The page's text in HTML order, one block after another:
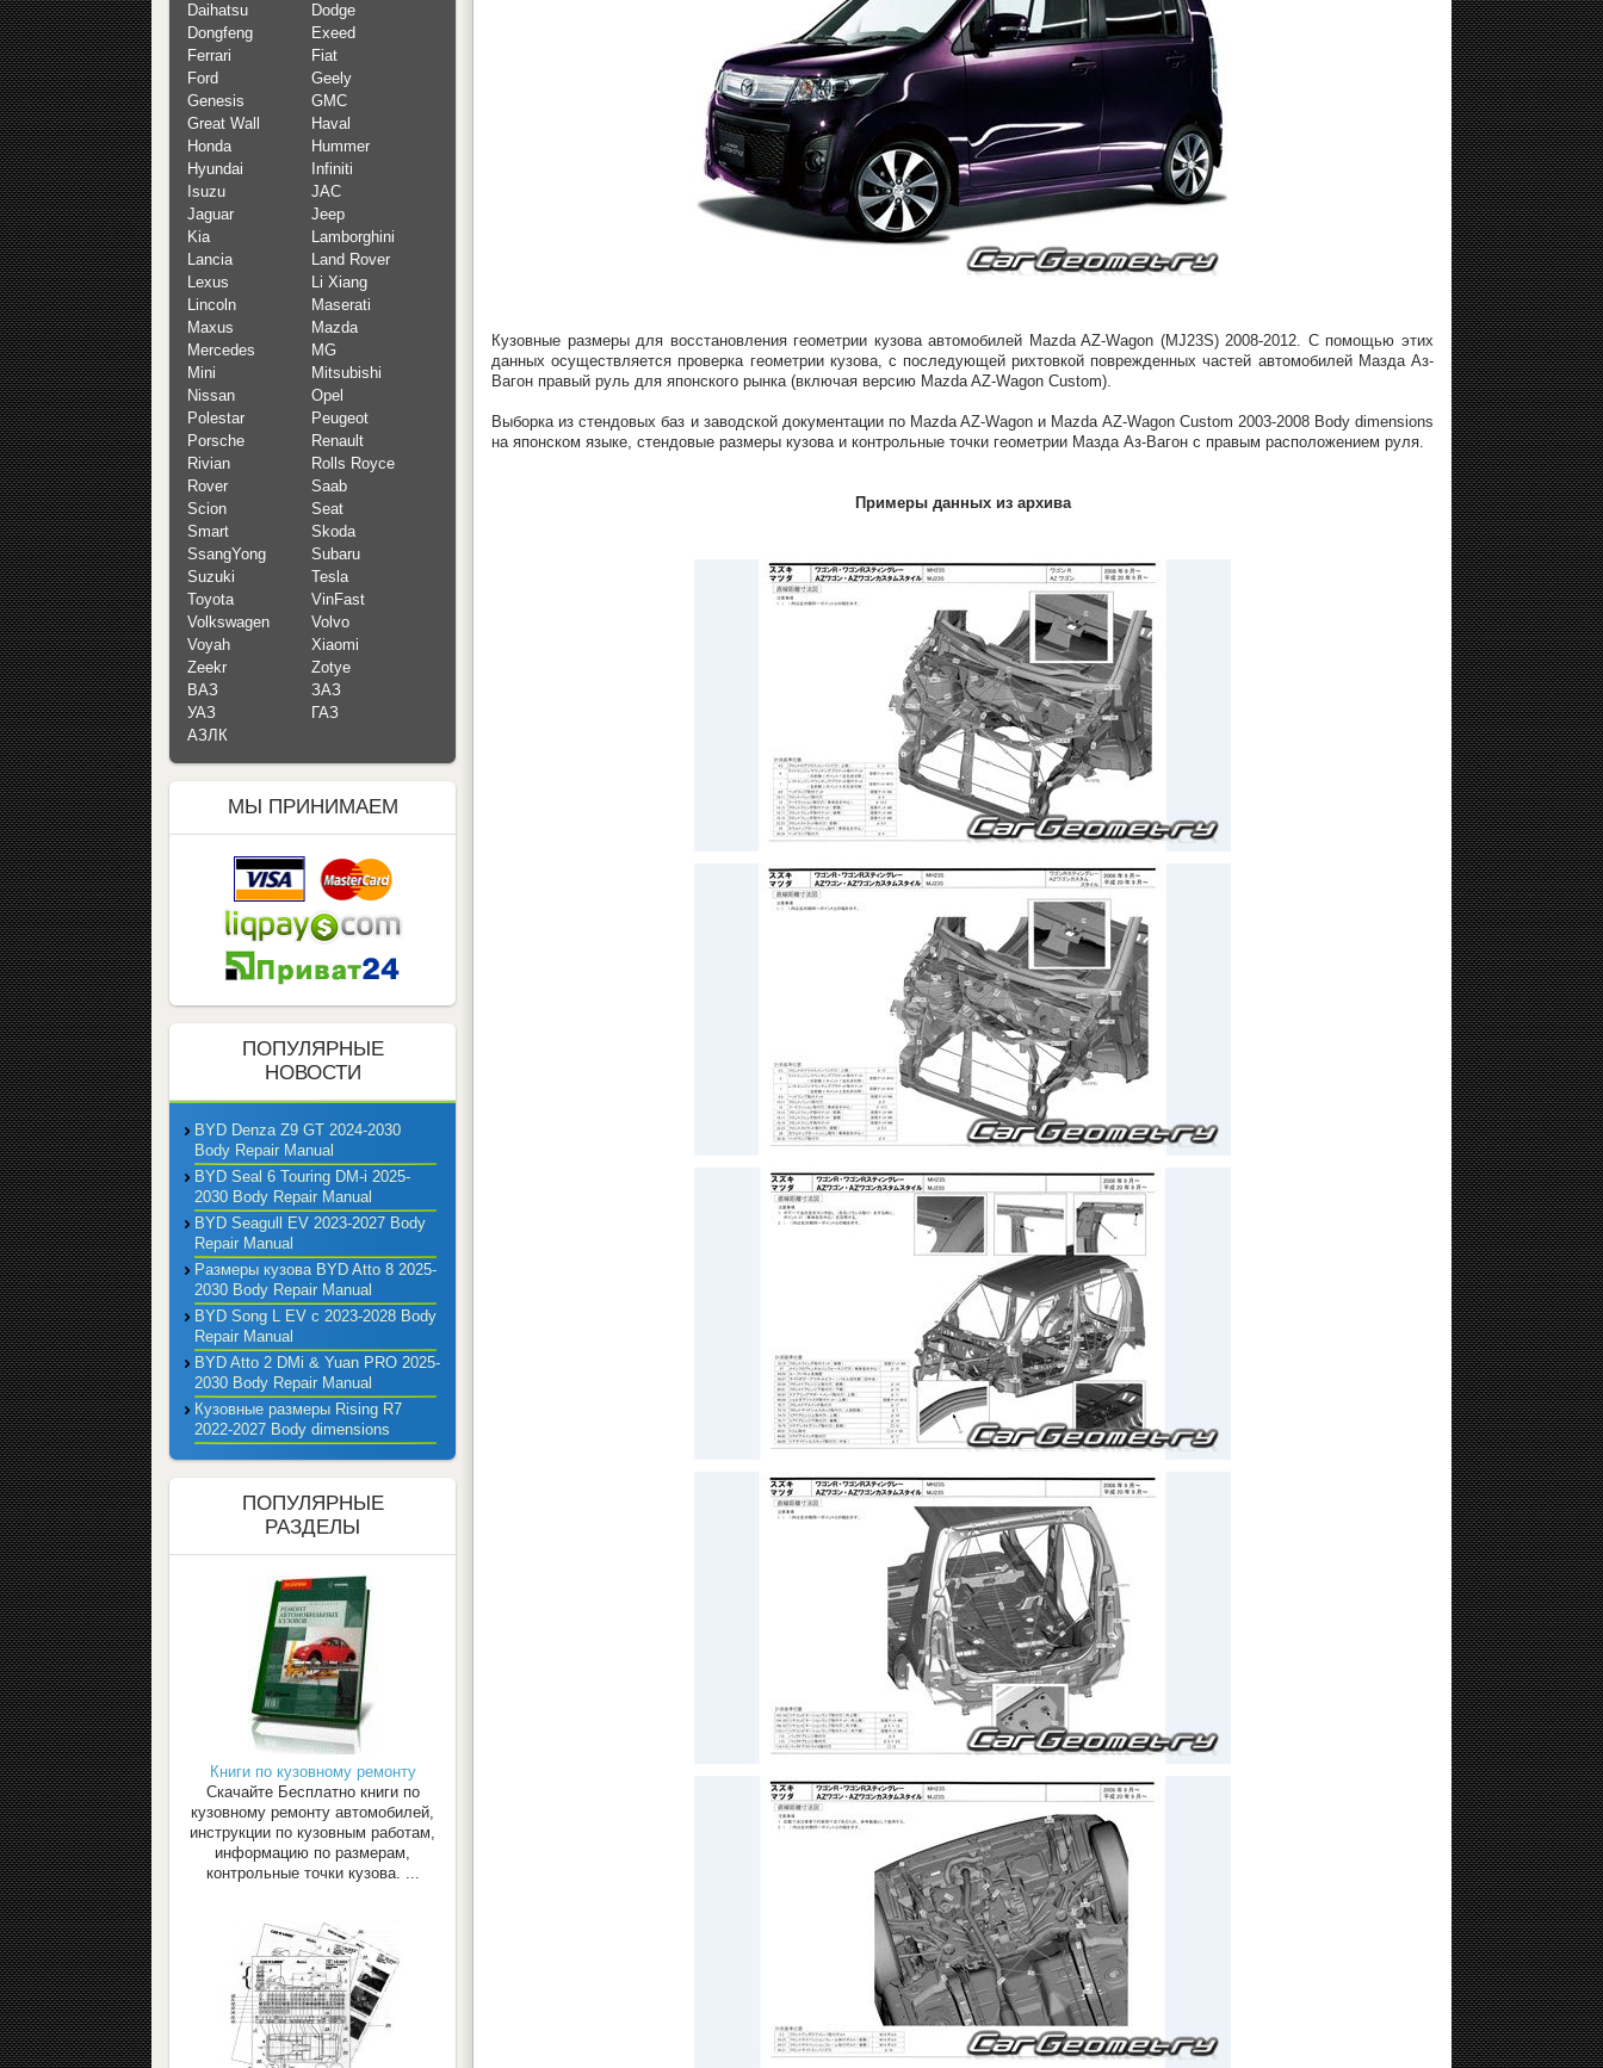
Кузовные размеры для восстановления геометрии кузова автомобилей Mazda AZ-Wagon (MJ23S) 2008-2012. С помощью этих
данных осуществляется проверка геометрии кузова, с последующей рихтовкой поврежденных частей автомобилей Мазда Аз-
Вагон правый руль для японского рынка (включая версию Mazda AZ-Wagon Custom).
Выборка из стендовых баз и заводской документации по Mazda AZ-Wagon и Mazda AZ-Wagon Custom 2003-2008 Body dimensions
на японском языке, стендовые размеры кузова и контрольные точки геометрии Мазда Аз-Вагон с правым расположением руля.
Примеры данных из архива
Daihatsu
Dodge
Dongfeng
Exeed
Ferrari
Fiat
Ford
Geely
Genesis
GMC
Great Wall
Haval
Honda
Hummer
Hyundai
Infiniti
Isuzu
JAC
Jaguar
Jeep
Kia
Lamborghini
Lancia
Land Rover
Lexus
Li Xiang
Lincoln
Maserati
Maxus
Mazda
Mercedes
MG
Mini
Mitsubishi
Nissan
Opel
Polestar
Peugeot
Porsche
Renault
Rivian
Rolls Royce
Rover
Saab
Scion
Seat
Smart
Skoda
SsangYong
Subaru
Suzuki
Tesla
Toyota
VinFast
Volkswagen
Volvo
Voyah
Xiaomi
Zeekr
Zotye
ВАЗ
ЗАЗ
УАЗ
ГАЗ
АЗЛК
МЫ ПРИНИМАЕМ
ПОПУЛЯРНЫЕ
НОВОСТИ
BYD Denza Z9 GT 2024-2030
Body Repair Manual
BYD Seal 6 Touring DM-i 2025-
2030 Body Repair Manual
BYD Seagull EV 2023-2027 Body
Repair Manual
Размеры кузова BYD Atto 8 2025-
2030 Body Repair Manual
BYD Song L EV с 2023-2028 Body
Repair Manual
BYD Atto 2 DMi & Yuan PRO 2025-
2030 Body Repair Manual
Кузовные размеры Rising R7
2022-2027 Body dimensions
ПОПУЛЯРНЫЕ
РАЗДЕЛЫ
Книги по кузовному ремонту
Скачайте Бесплатно книги по
кузовному ремонту автомобилей,
инструкции по кузовным работам,
информацию по размерам,
контрольные точки кузова. ...